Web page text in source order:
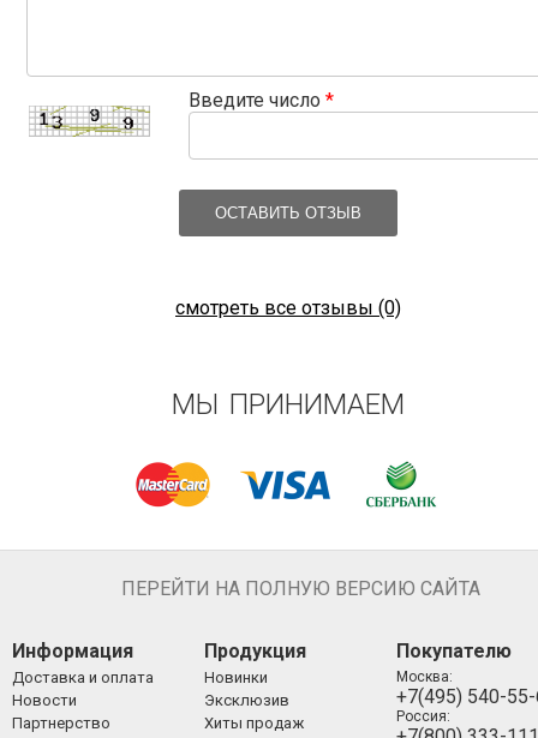
Введите число *
ОСТАВИТЬ ОТЗЫВ
смотреть все отзывы (0)
МЫ ПРИНИМАЕМ
ПЕРЕЙТИ НА ПОЛНУЮ ВЕРСИЮ САЙТА
Информация
Доставка и оплата
Новости
Партнерство
Продукция
Новинки
Эксклюзив
Хиты продаж
Покупателю
Москва:
+7(495) 540-
Россия: